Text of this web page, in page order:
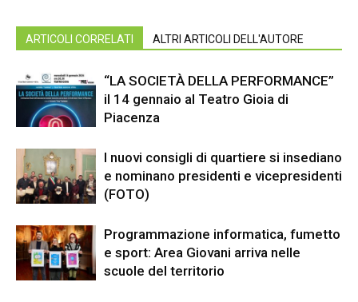
ARTICOLI CORRELATI ALTRI ARTICOLI DELL'AUTORE
“LA SOCIETÀ DELLA PERFORMANCE”
il 14 gennaio al Teatro Gioia di
Piacenza
I nuovi consigli di quartiere si insediano
e nominano presidenti e vicepresidenti
(FOTO)
Programmazione informatica, fumetto
e sport: Area Giovani arriva nelle
scuole del territorio